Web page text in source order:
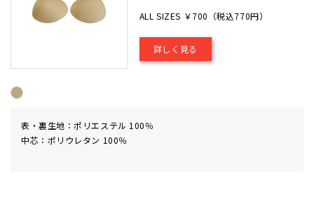
ALL SIZES ￥700（税込770円）
詳しく見る
表・裏生地：ポリエステル 100％
中芯：ポリウレタン 100％